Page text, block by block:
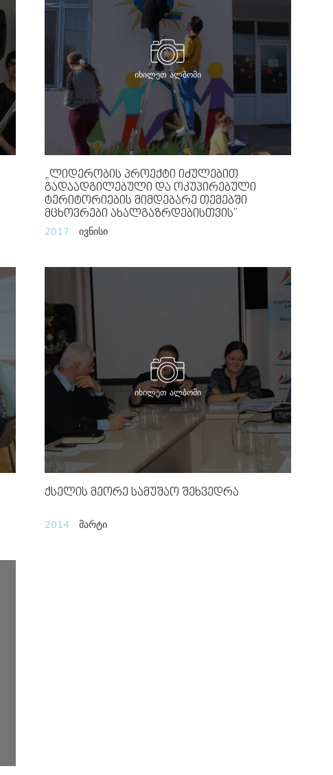
იხილეთ ალბომი
„ლიდერობის Პროექტი Იძულებით
Გადაადგილებული Და Ოკუპირებული
Ტერიტორიების Მიმდებარე Თემებში
Მცხოვრები Ახალგაზრდებისთვის"
2017 ივნისი
იხილეთ ალბომი
Ქსელის Მეორე Სამუშაო Შეხვედრა
2014 მარტი